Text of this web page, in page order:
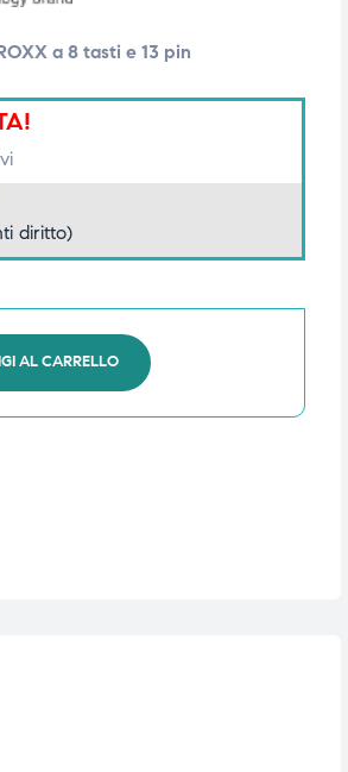
a 8 tasti e 13 pin
diritto)
AL CARRELLO